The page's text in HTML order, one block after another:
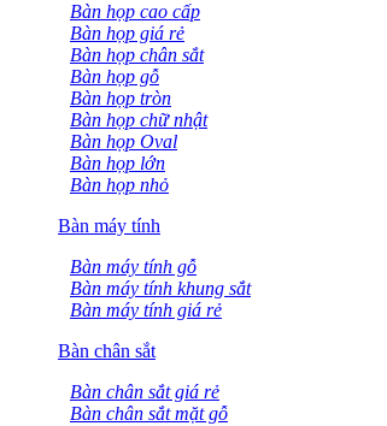
Bàn họp cao cấp
Bàn họp giá rẻ
Bàn họp chân sắt
Bàn họp gỗ
Bàn họp tròn
Bàn họp chữ nhật
Bàn họp Oval
Bàn họp lớn
Bàn họp nhỏ
Bàn máy tính
Bàn máy tính gỗ
Bàn máy tính khung sắt
Bàn máy tính giá rẻ
Bàn chân sắt
Bàn chân sắt giá rẻ
Bàn chân sắt mặt gỗ